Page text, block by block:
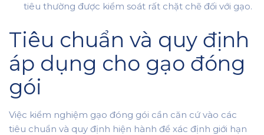
tiêu thường được kiểm soát rất chặt chẽ đối với gạo.
Tiêu chuẩn và quy định
áp dụng cho gạo đóng
gói
Việc kiểm nghiệm gạo đóng gói cần căn cứ vào các
tiêu chuẩn và quy định hiện hành để xác định giới hạn